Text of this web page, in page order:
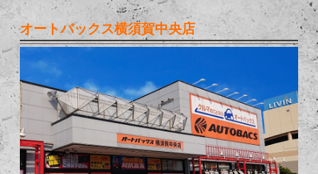
オートバックス横須賀中央店